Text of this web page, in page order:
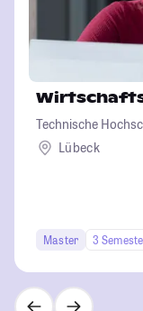
Technische
Lübeck
Master 3